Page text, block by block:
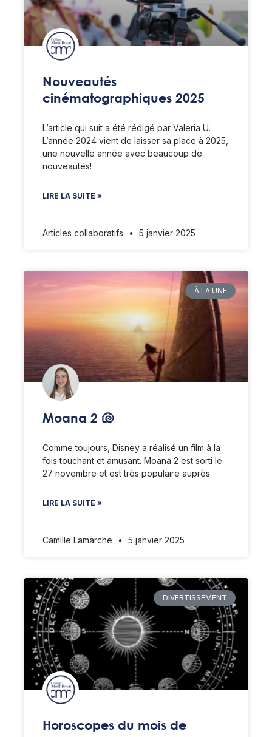
Nouveautés
cinématographiques 2025
L’article qui suit a été rédigé par Valeria U.
L’année 2024 vient de laisser sa place à 2025,
une nouvelle année avec beaucoup de
nouveautés!
LIRE LA SUITE »
Articles collaboratifs 5 janvier 2025
À LA UNE
Moana 2 🐚
Comme toujours, Disney a réalisé un film à la
fois touchant et amusant. Moana 2 est sorti le
27 novembre et est très populaire auprès
LIRE LA SUITE »
Camille Lamarche 5 janvier 2025
DIVERTISSEMENT
Horoscopes du mois de